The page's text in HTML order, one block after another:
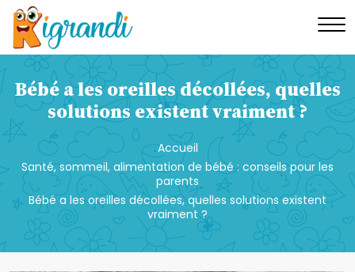
Bébé a les oreilles décollées, quelles
solutions existent vraiment ?
Accueil
Santé, sommeil, alimentation de bébé : conseils pour les
parents
Bébé a les oreilles décollées, quelles solutions existent
vraiment ?